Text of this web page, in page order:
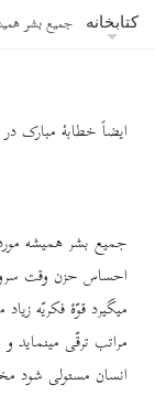
کتابخانه
ایضاً خطابۀ مبارک
جمیع بشر همیشه
احساس حزن وقت
میگیرد قوّۀ فکریّه
مراتب ترقّی مینماید
انسان مستولی شود